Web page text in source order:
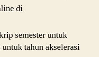
di
semester untuk
tahun akselerasi